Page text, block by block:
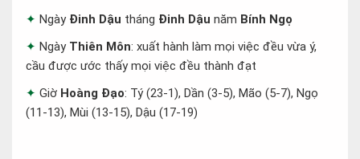
Ngày Đinh Dậu tháng Đinh Dậu năm Bính Ngọ
Ngày Thiên Môn: xuất hành làm mọi việc đều vừa ý,
cầu được ước thấy mọi việc đều thành đạt
Giờ Hoàng Đạo: Tý (23-1), Dần (3-5), Mão (5-7), Ngọ
(11-13), Mùi (13-15), Dậu (17-19)